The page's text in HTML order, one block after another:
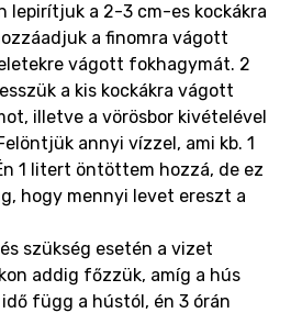
lepirítjuk a 2-3 cm-es kockákra
a finomra vágott
vágott fokhagymát. 2
a kis kockákra vágott
illetve a vörösbor kivételével
annyi vízzel, ami kb. 1
1 litert öntöttem hozzá, de ez
hogy mennyi levet ereszt a
szükség esetén a vizet
addig főzzük, amíg a hús
függ a hústól, én 3 órán